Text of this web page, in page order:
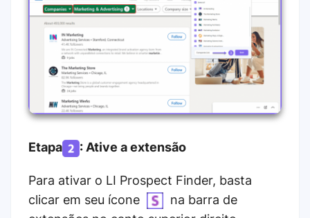
Etapa : Ative a extensão
Para ativar o LI Prospect Finder, basta
clicar em seu ícone
na barra de